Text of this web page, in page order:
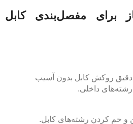
برای مفصل‌بندی کابل
روکش کابل بدون آسیب
داخلی.
و خم کردن رشته‌های کابل.